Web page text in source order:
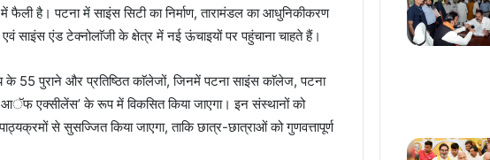
फैली है। पटना में साइंस सिटी का निर्माण, तारामंडल का आधुनिकीकरण
एवं साइंस एंड टेक्नोलाॅजी के क्षेत्र में नई ऊंचाइयों पर पहुंचाना चाहते हैं।
के 55 पुराने और प्रतिष्ठित काॅलेजों, जिनमें पटना साइंस काॅलेज, पटना
एक्सीलेंस’ के रूप में विकसित किया जाएगा। इन संस्थानों को
से सुसज्जित किया जाएगा, ताकि छात्र-छात्राओं को गुणवत्तापूर्ण